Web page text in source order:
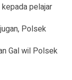
pelajar
Polsek
Gal wil Polsek